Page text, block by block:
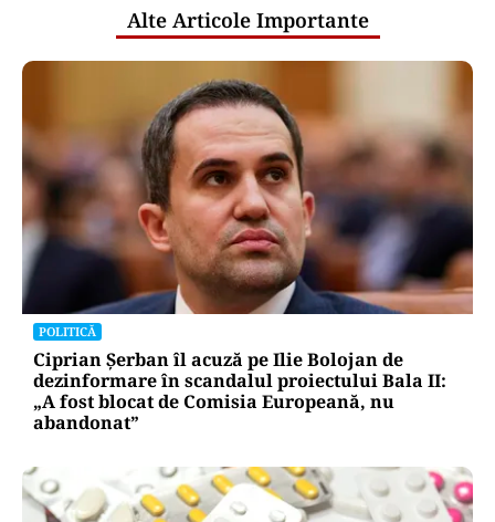
Alte Articole Importante
POLITICĂ
Ciprian Șerban îl acuză pe Ilie Bolojan de
dezinformare în scandalul proiectului Bala II:
„A fost blocat de Comisia Europeană, nu
abandonat”